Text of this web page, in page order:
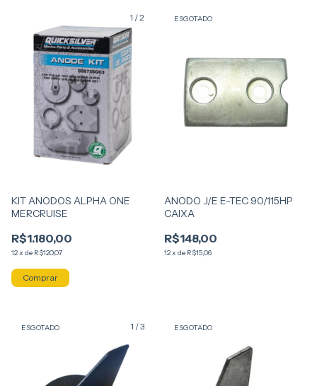
1 /2
KIT ANODOS ALPHA ONE
MERCRUISE
R$1.180,00
12x de R$120,07
ESGOTADO
ANODO J/E E-TEC 90/115HP
CAIXA
R$148,00
12x de R$15,06
1 /3
ESGOTADO ESGOTADO